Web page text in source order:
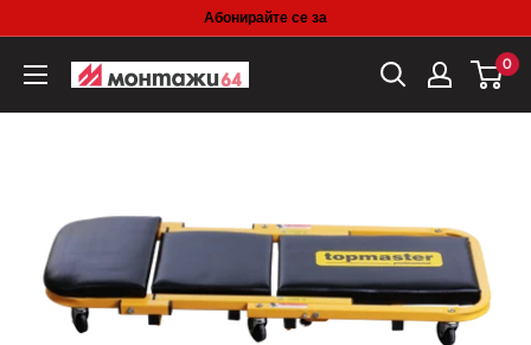
content
Абонирайте се за
Монтажи-64
0